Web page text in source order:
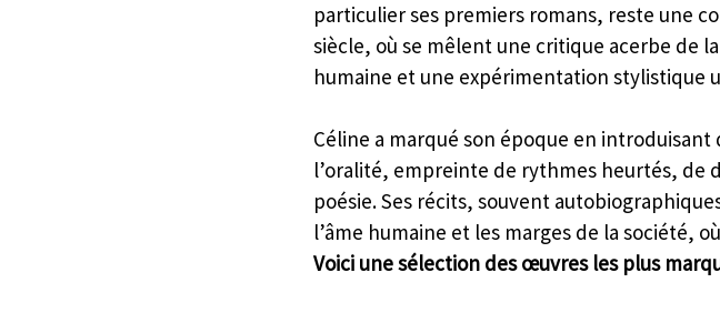
particulier ses premiers romans, reste une
siècle, où se mêlent une critique acerbe de
humaine et une expérimentation stylistique
Céline a marqué son époque en
l’oralité, empreinte de rythmes heurtés, de
poésie. Ses récits, souvent
l’âme humaine et les marges de la société,
Voici une sélection des œuvres les plus